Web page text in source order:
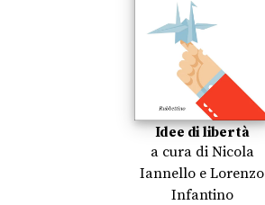
Idee di libertà
a cura di Nicola
Iannello e Lorenzo
Infantino